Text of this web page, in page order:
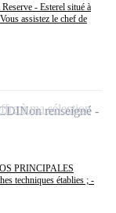
- Esterel situé à
assistez le chef de
PRINCIPALES
techniques établies ; -
Non renseigné
à ma sélection